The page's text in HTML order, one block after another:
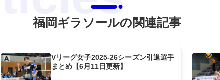
福岡ギラソールの関連記事
Vリーグ女子2025-26シーズン引退選手
まとめ【6月11日更新】